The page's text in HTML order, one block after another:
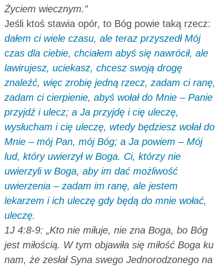
Życiem wiecznym.”
Jeśli ktoś stawia opór, to Bóg powie taką rzecz:
dałem ci wiele czasu, ale teraz przyszedł Mój
czas dla ciebie, chciałem abyś się nawrócił, ale
lawirujesz, uciekasz, chcesz swoją drogę
znaleźć, więc zrobię jedną rzecz, zadam ci ranę,
zadam ci cierpienie, abyś wołał do Mnie – Panie
przyjdź i ulecz; a Ja przyjdę i cię uleczę,
wysłucham i cię uleczę, wtedy będziesz wołał do
Mnie – mój Pan, mój Bóg; a Ja powiem – Mój
lud, który uwierzył w Boga. Ci, którzy nie
uwierzyli w Boga, aby im dać możliwość
uwierzenia – zadam im ranę, ale jestem
lekarzem i ich uleczę gdy będą do mnie wołać,
uleczę.
1J 4:8-9: „Kto nie miłuje, nie zna Boga, bo Bóg
jest miłością. W tym objawiła się miłość Boga ku
nam, że zesłał Syna swego Jednorodzonego na